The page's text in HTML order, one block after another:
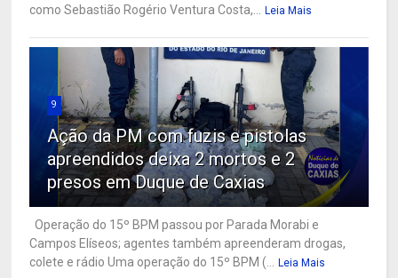
como Sebastião Rogério Ventura Costa,...
Leia Mais
9
Ação da PM com fuzis e pistolas
apreendidos deixa 2 mortos e 2
presos em Duque de Caxias
Operação do 15º BPM passou por Parada Morabi e
Campos Elíseos; agentes também apreenderam drogas,
colete e rádio Uma operação do 15º BPM (...
Leia Mais